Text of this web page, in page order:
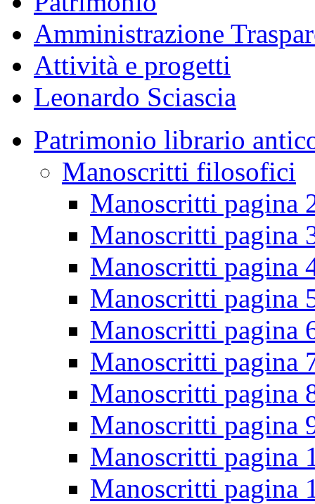
Amministrazione
Attività e progetti
Leonardo Sciascia
Patrimonio librario
Manoscritti filosofici
Manoscritti pagina
Manoscritti pagina
Manoscritti pagina
Manoscritti pagina
Manoscritti pagina
Manoscritti pagina
Manoscritti pagina
Manoscritti pagina
Manoscritti pagina
Manoscritti pagina